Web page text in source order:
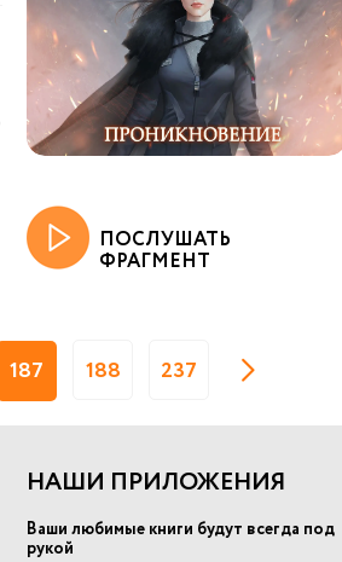
ПОСЛУШАТЬ
ФРАГМЕНТ
187 188 237
НАШИ ПРИЛОЖЕНИЯ
Ваши любимые книги будут всегда под
рукой